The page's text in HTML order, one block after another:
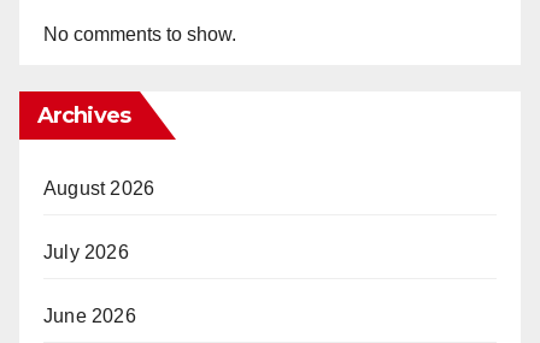
No comments to show.
Archives
August 2026
July 2026
June 2026